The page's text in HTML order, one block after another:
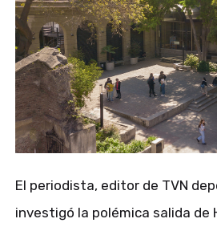
El periodista, editor de TVN
investigó la polémica salida de